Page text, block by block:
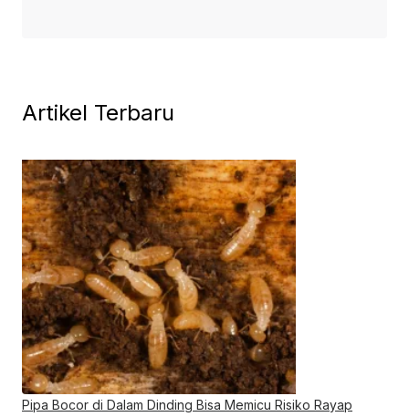
Artikel Terbaru
Pipa Bocor di Dalam Dinding Bisa Memicu Risiko Rayap